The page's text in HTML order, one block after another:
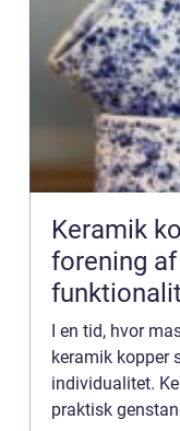
Keramik
forening
I en tid, hvor
keramik kopper
individualitet.
praktisk